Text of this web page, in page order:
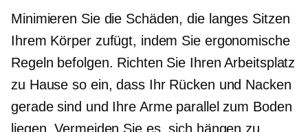
Minimieren Sie die Schäden, die langes Sitzen
Ihrem Körper zufügt, indem Sie ergonomische
Regeln befolgen. Richten Sie Ihren Arbeitsplatz
zu Hause so ein, dass Ihr Rücken und Nacken
gerade sind und Ihre Arme parallel zum Boden
liegen. Vermeiden Sie es, sich hängen zu